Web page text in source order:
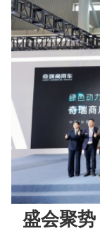
盛会聚势